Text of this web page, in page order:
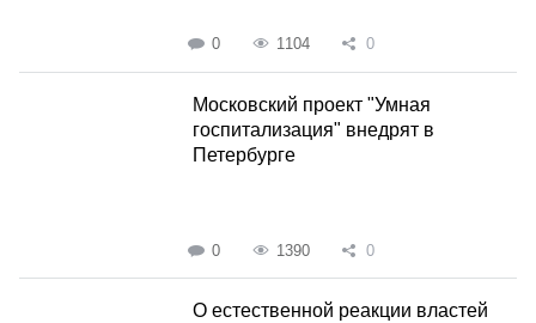
0 1104 0
Московский проект "Умная
госпитализация" внедрят в
Петербурге
0 1390 0
О естественной реакции властей